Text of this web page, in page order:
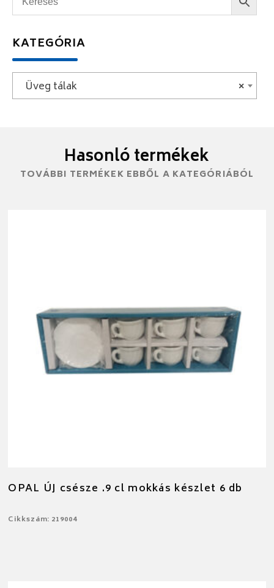
KATEGÓRIA
×
Üveg tálak
Hasonló termékek
TOVÁBBI TERMÉKEK EBBŐL A KATEGÓRIÁBÓL
OPAL ÚJ csésze .9 cl mokkás készlet 6 db
Cikkszám: 219004